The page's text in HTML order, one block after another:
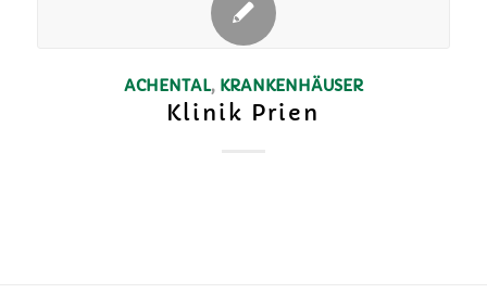
ACHENTAL, KRANKENHÄUSER
Klinik Prien